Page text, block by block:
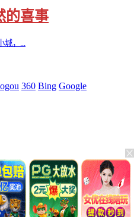
的喜事
，...
360 Bing Google